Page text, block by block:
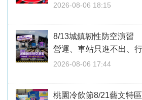
2026-08-06 18:15
8/13城鎮韌性防空演習
營運、車站只進不出、
2026-08-06 17:44
桃園冷飲節8/21藝文特